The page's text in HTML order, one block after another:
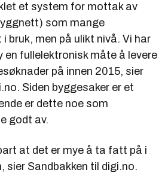
et system for mottak av
som mange
bruk, men på ulikt nivå. Vi har
en fullelektronisk måte å levere
på innen 2015, sier
Siden byggesaker er et
er dette noe som
godt av.
at det er mye å ta fatt på i
sier Sandbakken til digi.no.